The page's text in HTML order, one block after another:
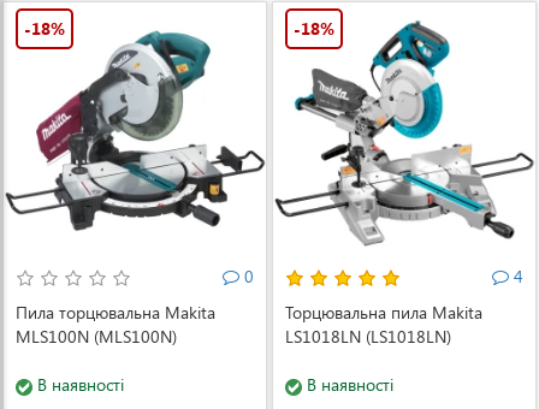
-18%
0
Пила торцювальна Makita
MLS100N (MLS100N)
В наявності
-18%
4
Торцювальна пила Makita
LS1018LN (LS1018LN)
В наявності